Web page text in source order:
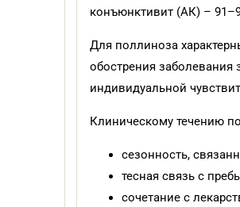
конъюнктивит (АК) –
Для поллиноза
обострения заболевания
индивидуальной
Клиническому течению
сезонность,
тесная связь с
сочетание с